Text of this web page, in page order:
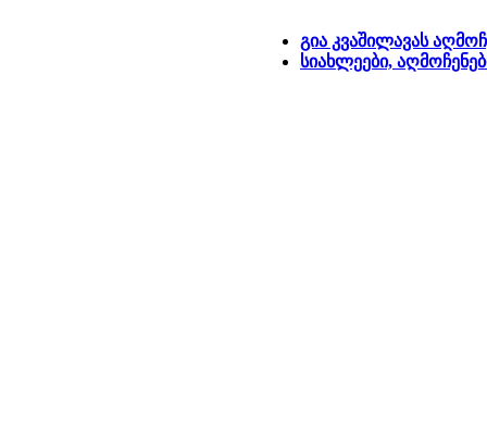
გია კვაშილავას
სიახლეები,